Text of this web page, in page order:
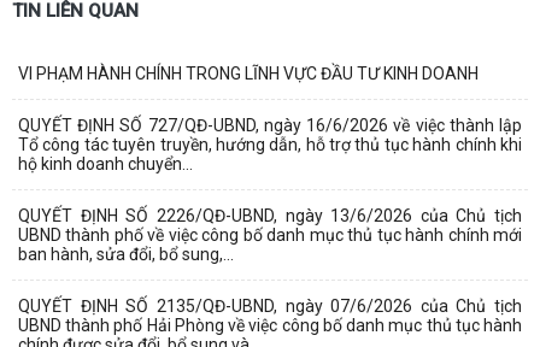
TIN LIÊN QUAN
VI PHẠM HÀNH CHÍNH TRONG LĨNH VỰC ĐẦU TƯ KINH DOANH
QUYẾT ĐỊNH SỐ 727/QĐ-UBND, ngày 16/6/2026 về việc thành lập
Tổ công tác tuyên truyền, hướng dẫn, hỗ trợ thủ tục hành chính khi
hộ kinh doanh chuyển...
QUYẾT ĐỊNH SỐ 2226/QĐ-UBND, ngày 13/6/2026 của Chủ tịch
UBND thành phố về việc công bố danh mục thủ tục hành chính mới
ban hành, sửa đổi, bổ sung,...
QUYẾT ĐỊNH SỐ 2135/QĐ-UBND, ngày 07/6/2026 của Chủ tịch
UBND thành phố Hải Phòng về việc công bố danh mục thủ tục hành